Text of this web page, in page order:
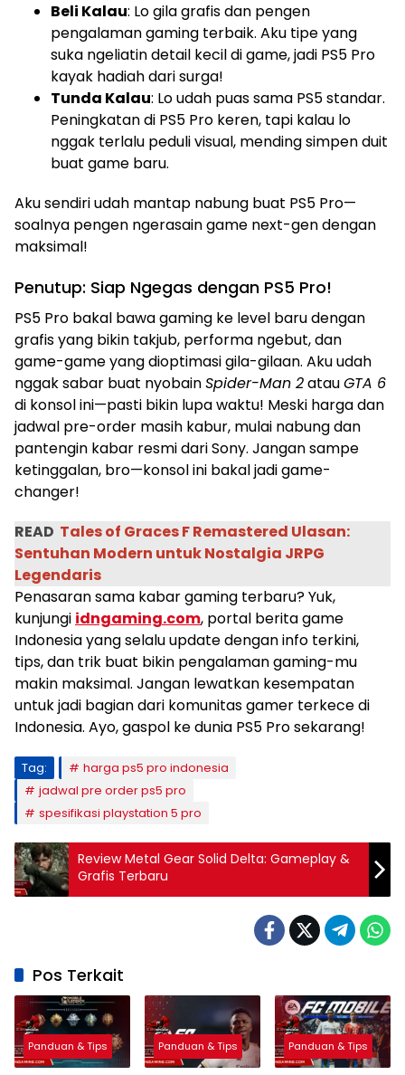
Beli Kalau: Lo gila grafis dan pengen
pengalaman gaming terbaik. Aku tipe yang
suka ngeliatin detail kecil di game, jadi PS5 Pro
kayak hadiah dari surga!
Tunda Kalau: Lo udah puas sama PS5 standar.
Peningkatan di PS5 Pro keren, tapi kalau lo
nggak terlalu peduli visual, mending simpen duit
buat game baru.
Aku sendiri udah mantap nabung buat PS5 Pro—
soalnya pengen ngerasain game next-gen dengan
maksimal!
Penutup: Siap Ngegas dengan PS5 Pro!
PS5 Pro bakal bawa gaming ke level baru dengan
grafis yang bikin takjub, performa ngebut, dan
game-game yang dioptimasi gila-gilaan. Aku udah
nggak sabar buat nyobainSpider-Man 2atauGTA 6
di konsol ini—pasti bikin lupa waktu! Meski harga dan
jadwal pre-order masih kabur, mulai nabung dan
pantengin kabar resmi dari Sony. Jangan sampe
ketinggalan, bro—konsol ini bakal jadi game-
changer!
READ Tales of Graces F Remastered Ulasan:
Sentuhan Modern untuk Nostalgia JRPG
Legendaris
Penasaran sama kabar gaming terbaru? Yuk,
kunjungi idngaming.com, portal berita game
Indonesia yang selalu update dengan info terkini,
tips, dan trik buat bikin pengalaman gaming-mu
makin maksimal. Jangan lewatkan kesempatan
untuk jadi bagian dari komunitas gamer terkece di
Indonesia. Ayo, gaspol ke dunia PS5 Pro sekarang!
Tag:
harga ps5 pro indonesia
jadwal pre order ps5 pro
spesifikasi playstation 5 pro
Review Metal Gear Solid Delta: Gameplay &
Grafis Terbaru
Pos Terkait
Panduan & Tips Panduan & Tips Panduan & Tips